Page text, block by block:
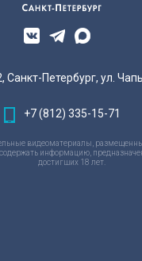
Санкт-Петербург, ул.
+7 (812) 335-15-71
видеоматериалы,
информацию,
достигших 18 лет.